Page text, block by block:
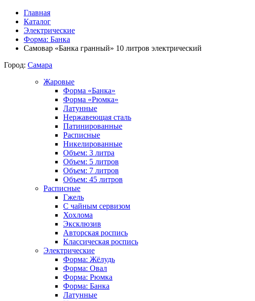
Главная
Каталог
Электрические
Форма: Банка
Самовар «Банка гранный» 10 литров электрический
Город: Самара
Жаровые
Форма «Банка»
Форма «Рюмка»
Латунные
Нержавеющая сталь
Патинированные
Расписные
Никелированные
Объем: 3 литра
Объем: 5 литров
Объем: 7 литров
Объем: 45 литров
Расписные
Гжель
С чайным сервизом
Хохлома
Эксклюзив
Авторская роспись
Классическая роспись
Электрические
Форма: Жёлудь
Форма: Овал
Форма: Рюмка
Форма: Банка
Латунные